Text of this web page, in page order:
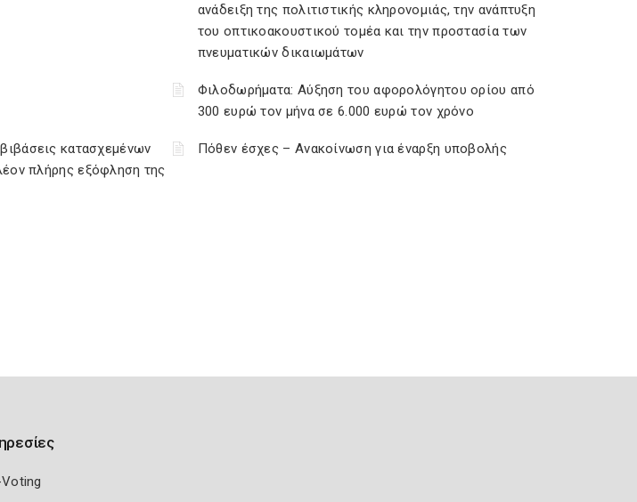
ανάδειξη της πολιτιστικής κληρονομιάς, την ανάπτυξη
του οπτικοακουστικού τομέα και την προστασία των
πνευματικών δικαιωμάτων
Φιλοδωρήματα: Αύξηση του αφορολόγητου ορίου από
300 ευρώ τον μήνα σε 6.000 ευρώ τον χρόνο
κατασχεμένων
πλήρης εξόφληση της
Πόθεν έσχες – Ανακοίνωση για έναρξη υποβολής